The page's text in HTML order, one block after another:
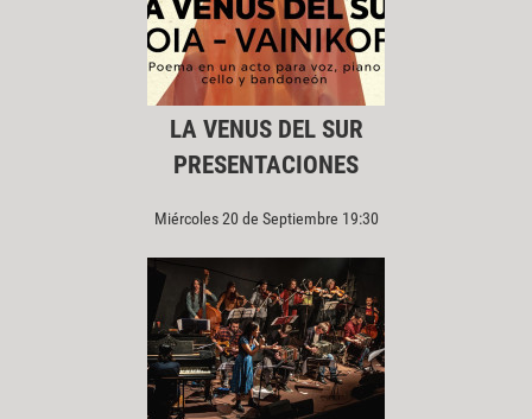
LA VENUS DEL SUR
PRESENTACIONES
Miércoles 20 de Septiembre 19:30